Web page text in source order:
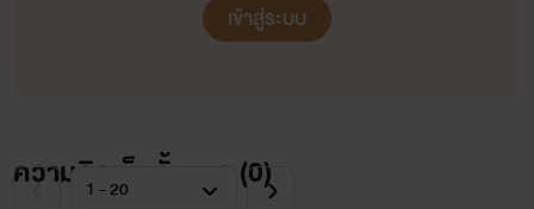
เข้าสู่ระบบ
ความคิดเห็นทั้งหมด (0)